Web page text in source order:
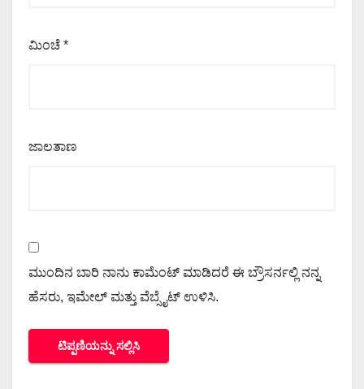
ಮಿಂಚೆ *
ಜಾಲತಾಣ
ಮುಂದಿನ ಬಾರಿ ನಾನು ಕಾಮೆಂಟ್ ಮಾಡಿದರೆ ಈ ಬ್ರೌಸರ್ನಲ್ಲಿ ನನ್ನ
ಹೆಸರು, ಇಮೇಲ್ ಮತ್ತು ವೆಬ್ಸೈಟ್ ಉಳಿಸಿ.